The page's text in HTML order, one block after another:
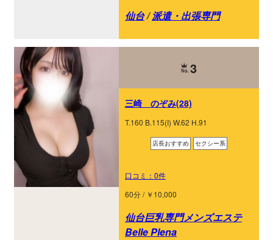
仙台/派遣・出張専門
3
三崎 のぞみ(28)
T.160 B.115(I) W.62 H.91
店長おすすめ セクシー系
口コミ：0件
60分 / ￥10,000
仙台巨乳専門メンズエステ
Belle Plena